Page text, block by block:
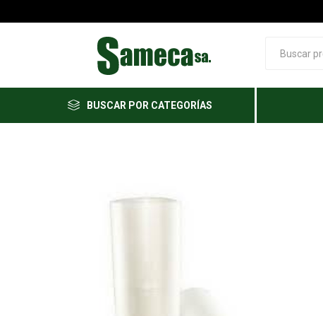
BUSCAR POR CATEGORÍAS